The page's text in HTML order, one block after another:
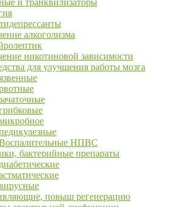
и транквилизаторы
алкоголизма
никотиновой зависимости
для улучшения работы мозга
НПВС
бактерийные препараты
повыш регенерацию